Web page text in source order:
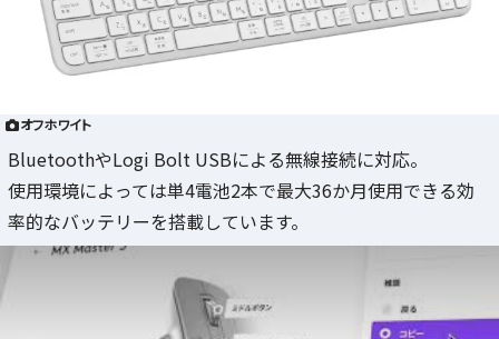
オフホワイト
BluetoothやLogi Bolt USBによる無線接続に対応。
使用環境によっては単4電池2本で最大36か月使用できる効
率的なバッテリーを搭載しています。